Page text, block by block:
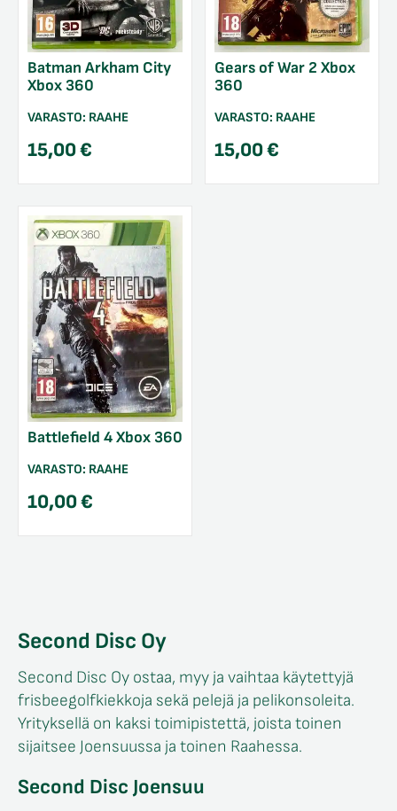
Batman Arkham City
Xbox 360
VARASTO: RAAHE
15,00€
Gears of War 2 Xbox
360
VARASTO: RAAHE
15,00€
Battlefield 4 Xbox 360
VARASTO: RAAHE
10,00€
Second Disc Oy
Second Disc Oy ostaa, myy ja vaihtaa käytettyjä
frisbeegolfkiekkoja sekä pelejä ja pelikonsoleita.
Yrityksellä on kaksi toimipistettä, joista toinen
sijaitsee Joensuussa ja toinen Raahessa.
Second Disc Joensuu